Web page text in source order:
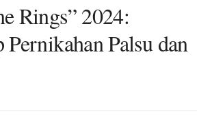
Rings” 2024:
Palsu dan